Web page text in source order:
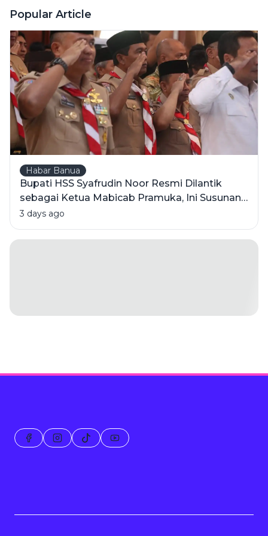
Juara di
Hati Orang
Indonesia?
Popular Article
Habar Banua
Bupati HSS Syafrudin Noor Resmi Dilantik
sebagai Ketua Mabicab Pramuka, Ini Susunan
Pengurus 2025-2030
3 days ago